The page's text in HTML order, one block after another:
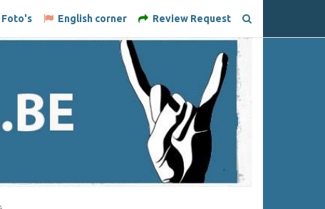
Foto's English corner Review Request